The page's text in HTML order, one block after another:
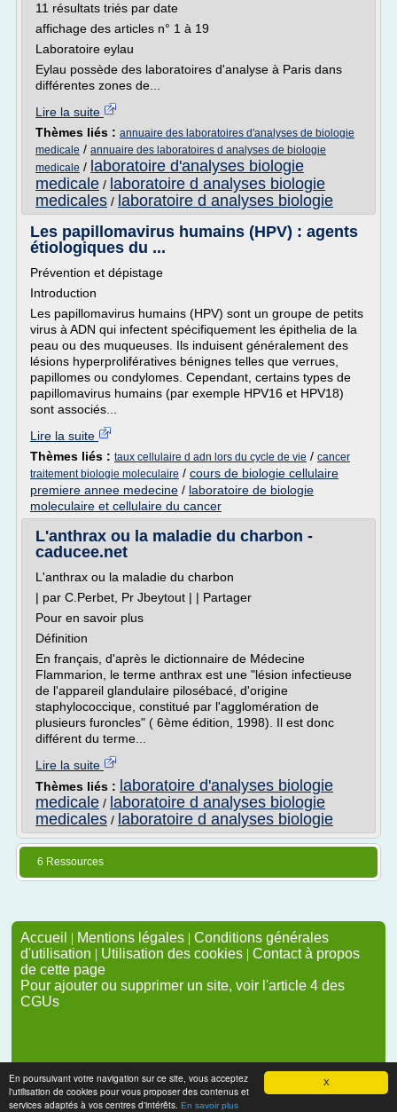
X
En poursuivant votre navigation sur ce site, vous acceptez
l'utilisation de cookies pour vous proposer des contenus et
services adaptés à vos centres d'intérêts. En savoir plus
11 résultats triés par date
affichage des articles n° 1 à 19
Laboratoire eylau
Eylau possède des laboratoires d'analyse à Paris dans
différentes zones de...
Lire la suite
Thèmes liés : annuaire des laboratoires d'analyses de biologie
medicale / annuaire des laboratoires d analyses de biologie
medicale / laboratoire d'analyses biologie
medicale / laboratoire d analyses biologie
medicales / laboratoire d analyses biologie
Les papillomavirus humains (HPV) : agents
étiologiques du ...
Prévention et dépistage
Introduction
Les papillomavirus humains (HPV) sont un groupe de petits
virus à ADN qui infectent spécifiquement les épithelia de la
peau ou des muqueuses. Ils induisent généralement des
lésions hyperprolifératives bénignes telles que verrues,
papillomes ou condylomes. Cependant, certains types de
papillomavirus humains (par exemple HPV16 et HPV18)
sont associés...
Lire la suite
Thèmes liés : taux cellulaire d adn lors du cycle de vie / cancer
traitement biologie moleculaire / cours de biologie cellulaire
premiere annee medecine / laboratoire de biologie
moleculaire et cellulaire du cancer
L'anthrax ou la maladie du charbon -
caducee.net
L'anthrax ou la maladie du charbon
| par C.Perbet, Pr Jbeytout | | Partager
Pour en savoir plus
Définition
En français, d'après le dictionnaire de Médecine
Flammarion, le terme anthrax est une "lésion infectieuse
de l'appareil glandulaire pilosébacé, d'origine
staphylococcique, constitué par l'agglomération de
plusieurs furoncles" ( 6ème édition, 1998). Il est donc
différent du terme...
Lire la suite
Thèmes liés : laboratoire d'analyses biologie
medicale / laboratoire d analyses biologie
medicales / laboratoire d analyses biologie
6 Ressources
Accueil | Mentions légales | Conditions générales
d'utilisation | Utilisation des cookies | Contact à propos
de cette page
Pour ajouter ou supprimer un site, voir l'article 4 des
CGUs